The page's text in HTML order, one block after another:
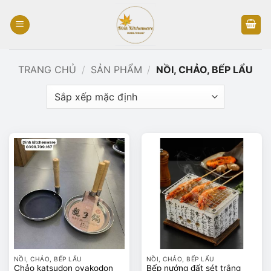
qua
dung
TRANG CHỦ / SẢN PHẨM / NỒI, CHẢO, BẾP LẨU
NỒI, CHẢO, BẾP LẨU
￼Chảo katsudon oyakodon
NỒI, CHẢO, BẾP LẨU
Bếp nướng đất sét trắng